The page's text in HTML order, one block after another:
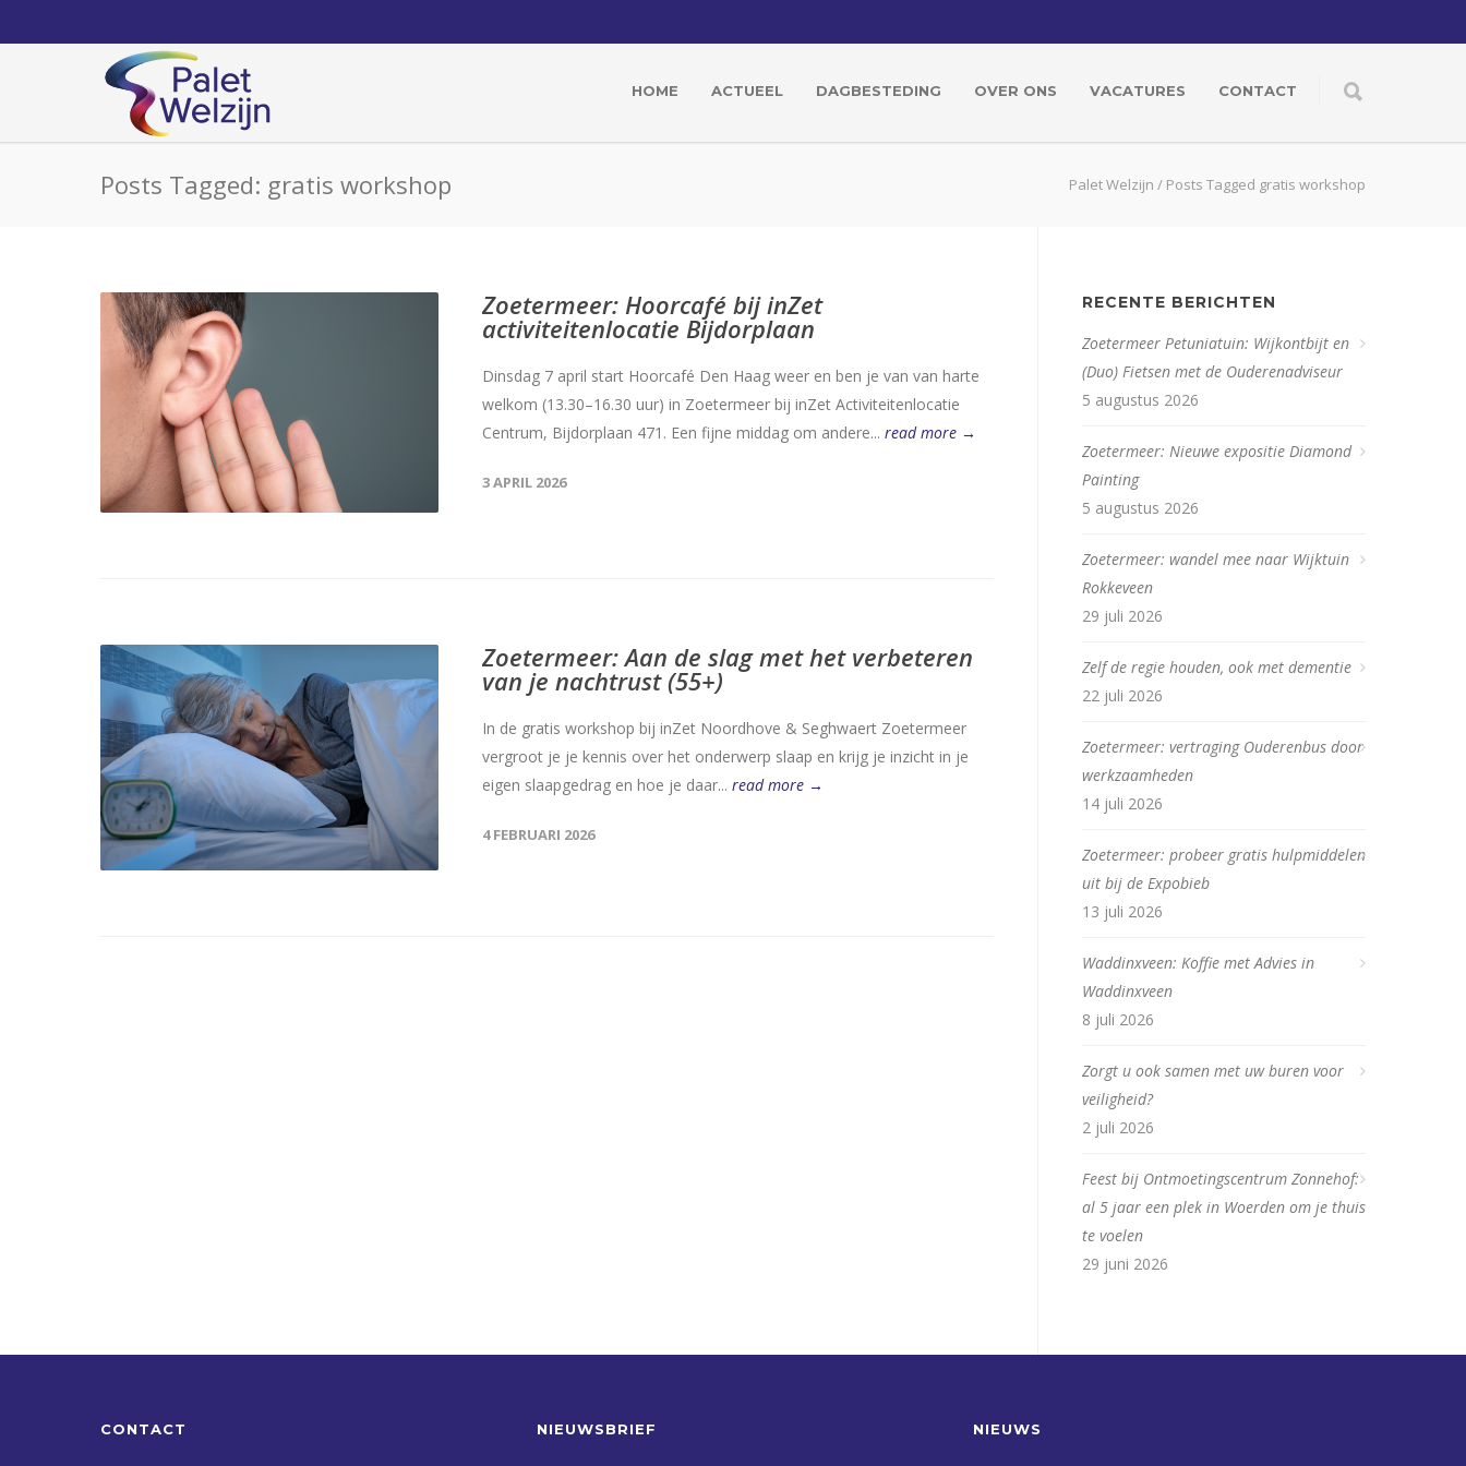
HOME ACTUEEL DAGBESTEDING OVER ONS VACATURES CONTACT
Posts Tagged: gratis workshop Palet Welzijn / Posts Tagged gratis workshop
Zoetermeer: Hoorcafé bij inZet
activiteitenlocatie Bijdorplaan
Dinsdag 7 april start Hoorcafé Den Haag weer en ben je van van harte
welkom (13.30–16.30 uur) in Zoetermeer bij inZet Activiteitenlocatie
Centrum, Bijdorplaan 471. Een fijne middag om andere... read more →
3 APRIL 2026
Zoetermeer: Aan de slag met het verbeteren
van je nachtrust (55+)
In de gratis workshop bij inZet Noordhove & Seghwaert Zoetermeer
vergroot je je kennis over het onderwerp slaap en krijg je inzicht in je
eigen slaapgedrag en hoe je daar... read more →
4 FEBRUARI 2026
RECENTE BERICHTEN
Zoetermeer Petuniatuin: Wijkontbijt en
(Duo) Fietsen met de Ouderenadviseur
5 augustus 2026
Zoetermeer: Nieuwe expositie Diamond
Painting
5 augustus 2026
Zoetermeer: wandel mee naar Wijktuin
Rokkeveen
29 juli 2026
Zelf de regie houden, ook met dementie
22 juli 2026
Zoetermeer: vertraging Ouderenbus door
werkzaamheden
14 juli 2026
Zoetermeer: probeer gratis hulpmiddelen
uit bij de Expobieb
13 juli 2026
Waddinxveen: Koffie met Advies in
Waddinxveen
8 juli 2026
Zorgt u ook samen met uw buren voor
veiligheid?
2 juli 2026
Feest bij Ontmoetingscentrum Zonnehof:
al 5 jaar een plek in Woerden om je thuis
te voelen
29 juni 2026
CONTACT NIEUWSBRIEF NIEUWS